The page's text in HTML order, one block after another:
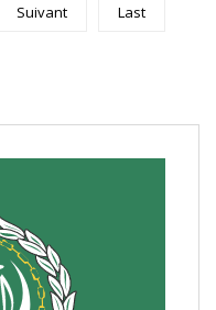
Suivant Last